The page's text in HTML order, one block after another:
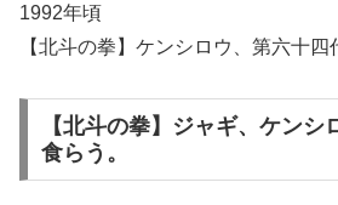
1992年頃
【北斗の拳】ケンシロウ、第六十四
【北斗の拳】ジャギ、ケンシ
食らう。